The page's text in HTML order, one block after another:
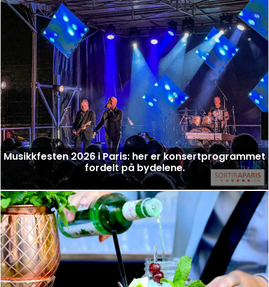
Musikkfesten 2026 i Paris: her er konsertprogrammet
fordelt på bydelene.